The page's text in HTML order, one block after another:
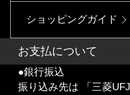
ショッピングガイド
お支払について
●銀行振込
振り込み先は 「三菱